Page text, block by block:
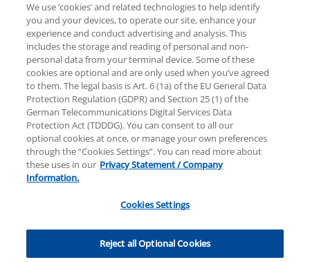
Rechtliche Hinweise Datenschutzerklärung
Sitemap Hilfe Unternehmensangaben
© 2025 KPMG AG Wirtschaftsprüfungsgesellschaft,
eine Aktiengesellschaft nach deutschem Recht und
ein Mitglied der globalen KPMG-Organisation
unabhängiger Mitgliedsfirmen, die KPMG
International Limited, einer Private English Company
Limited by Guarantee, angeschlossen sind. Alle Rechte
vorbehalten. Für weitere Einzelheiten über die
We use ‘cookies’ and related technologies to help identify
you and your devices, to operate our site, enhance your
experience and conduct advertising and analysis. This
includes the storage and reading of personal and non-
personal data from your terminal device. Some of these
cookies are optional and are only used when you’ve agreed
to them. The legal basis is Art. 6 (1a) of the EU General Data
Protection Regulation (GDPR) and Section 25 (1) of the
German Telecommunications Digital Services Data
Protection Act (TDDDG). You can consent to all our
optional cookies at once, or manage your own preferences
through the “Cookies Settings”. You can read more about
these uses in our Privacy Statement / Company
Information.
Cookies Settings
Reject all Optional Cookies